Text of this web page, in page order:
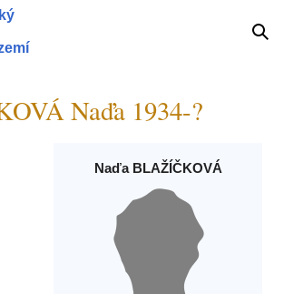
Naďa 1934-?
Naďa BLAŽÍČKOVÁ